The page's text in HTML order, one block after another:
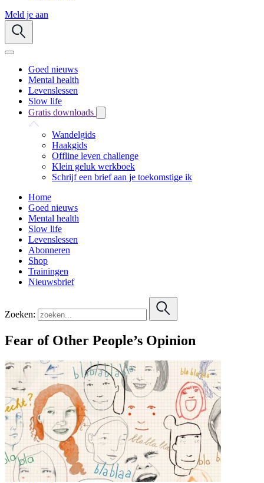
Meld je aan
Goed nieuws
Mental health
Levenslessen
Slow life
Gratis downloads
Wandelgids
Haakgids
Offline leven challenge
Klein geluk werkboek
Schrijf een brief aan je toekomstige ik
Home
Goed nieuws
Mental health
Slow life
Levenslessen
Abonneren
Shop
Trainingen
Nieuwsbrief
Zoeken:
Fear of Other People’s Opinion